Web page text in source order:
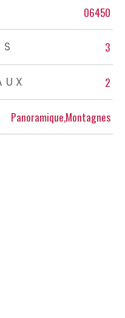
TRAD_ZEPHYR_Valeurs
06450
3
2
Panoramique,Montagnes